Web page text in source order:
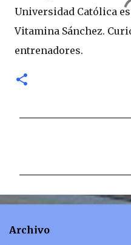
Universidad Católica
Vitamina Sánchez.
entrenadores.
m
n
Archivo